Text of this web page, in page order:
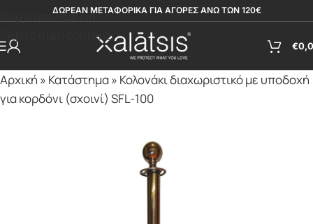
Skip to navigation
Skip to main content
ΔΩΡΕΑΝ ΜΕΤΑΦΟΡΙΚΑ ΓΙΑ ΑΓΟΡΕΣ ΑΝΩ ΤΩΝ 120€
€
Αρχική » Κατάστημα» Κολονάκι διαχωριστικό με υποδοχή
για κορδόνι (σχοινί) SFL-100